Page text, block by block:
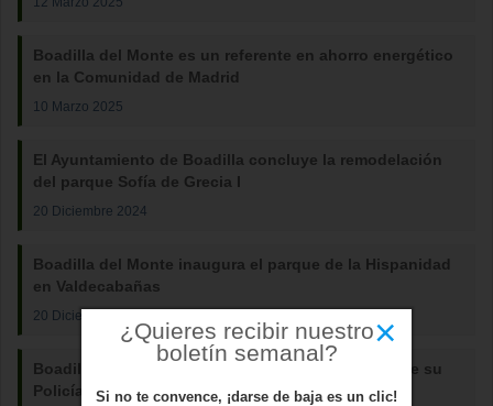
Boadilla del Monte es un referente en ahorro energético
en la Comunidad de Madrid
10 Marzo 2025
El Ayuntamiento de Boadilla concluye la remodelación
del parque Sofía de Grecia I
20 Diciembre 2024
Boadilla del Monte inaugura el parque de la Hispanidad
en Valdecabañas
20 Diciembre 2024
Boadilla del Monte renueva la flota de vehículos de su
Policía Local
×
¿Quieres recibir nuestro
boletín semanal?
Si no te convence, ¡darse de baja es un clic!